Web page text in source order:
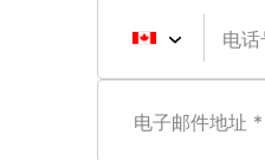
电
电子邮件地址